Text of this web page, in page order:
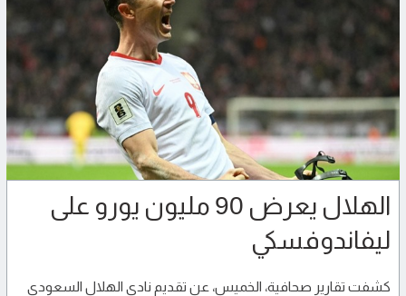
الهلال يعرض 90 مليون يورو على
ليفاندوفسكي
كشفت تقارير صحافية، الخميس، عن تقديم نادي الهلال السعودي